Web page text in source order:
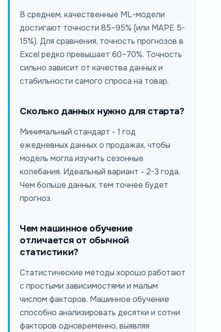
В среднем, качественные ML-модели
достигают точности 85–95% (или MAPE 5-
15%). Для сравнения, точность прогнозов в
Excel редко превышает 60–70%. Точность
сильно зависит от качества данных и
стабильности самого спроса на товар.
Сколько данных нужно для старта?
Минимальный стандарт - 1 год
ежедневных данных о продажах, чтобы
модель могла изучить сезонные
колебания. Идеальный вариант - 2-3 года.
Чем больше данных, тем точнее будет
прогноз.
Чем машинное обучение
отличается от обычной
статистики?
Статистические методы хорошо работают
с простыми зависимостями и малым
числом факторов. Машинное обучение
способно анализировать десятки и сотни
факторов одновременно, выявляя